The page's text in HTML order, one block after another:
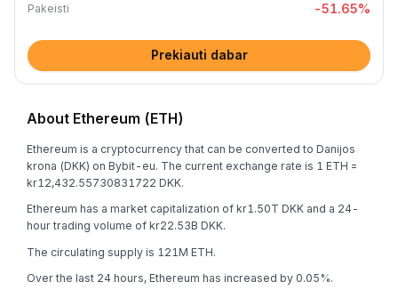
Pakeisti -51.65%
Prekiauti dabar
About Ethereum (ETH)
Ethereum is a cryptocurrency that can be converted to Danijos
krona (DKK) on Bybit-eu. The current exchange rate is 1 ETH =
kr12,432.55730831722 DKK.
Ethereum has a market capitalization of kr1.50T DKK and a 24-
hour trading volume of kr22.53B DKK.
The circulating supply is 121M ETH.
Over the last 24 hours, Ethereum has increased by 0.05%.